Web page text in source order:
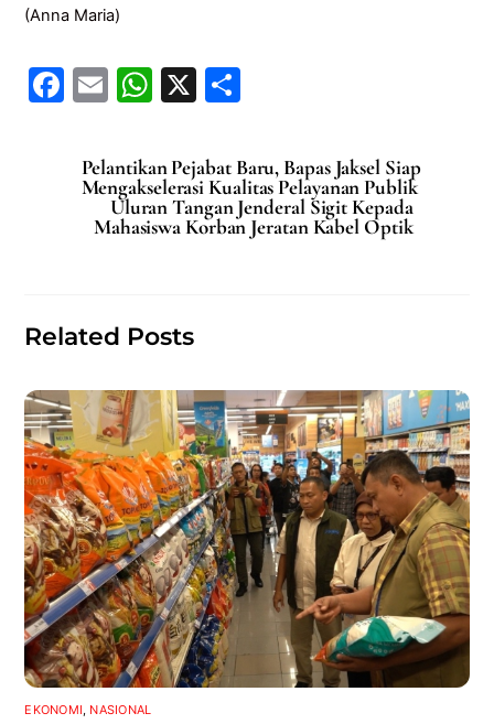
(Anna Maria)
F
c
e
k
E
ai
l
W
at
s
A
X
ar
e
Pelantikan Pejabat Baru, Bapas Jaksel Siap
Mengakselerasi Kualitas Pelayanan Publik
Uluran Tangan Jenderal Sigit Kepada
Mahasiswa Korban Jeratan Kabel Optik
Related Posts
EKONOMI NASIONAL